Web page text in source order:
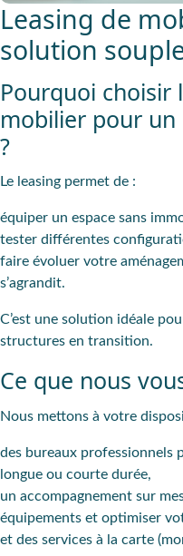
Leasing de
solution
Pourquoi choisir
mobilier pour un
?
Le leasing permet de :
équiper un espace sans
tester différentes
faire évoluer votre
s’agrandit.
C’est une solution idéale
structures en transition.
Ce que nous
Nous mettons à votre
des bureaux professionnels
longue ou courte durée,
un accompagnement sur
équipements et optimiser
et des services à la carte